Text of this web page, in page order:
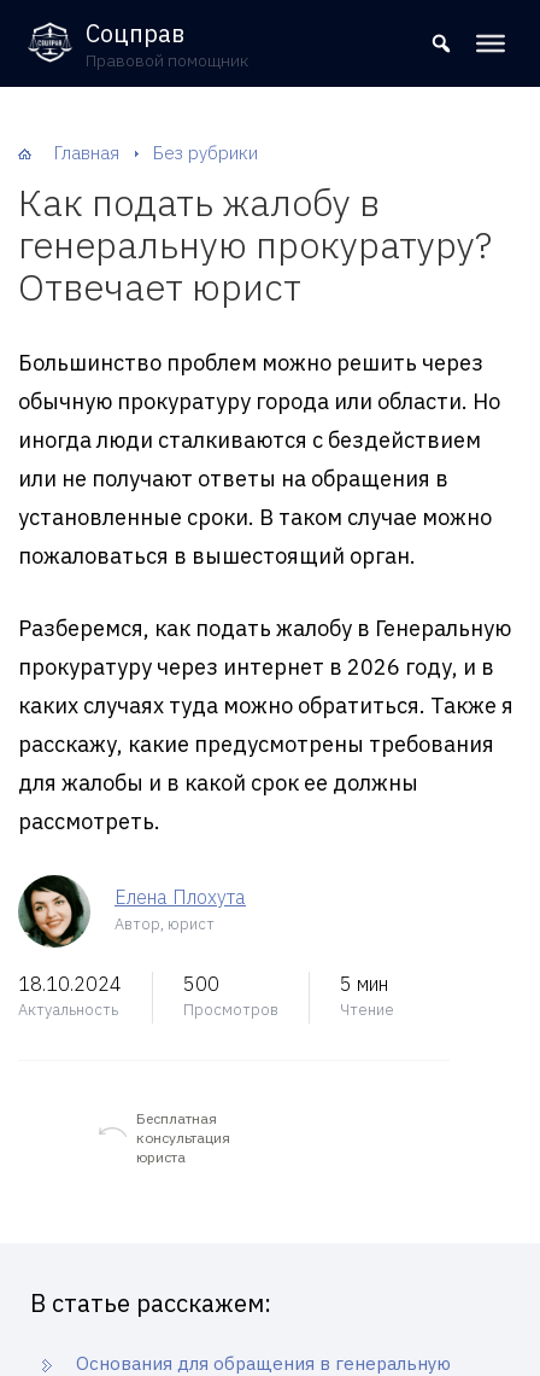
8 (800) 302-09-37
Соцправ
Правовой помощник
Главная Без рубрики
Как подать жалобу в
генеральную прокуратуру?
Отвечает юрист
Большинство проблем можно решить через
обычную прокуратуру города или области. Но
иногда люди сталкиваются с бездействием
или не получают ответы на обращения в
установленные сроки. В таком случае можно
пожаловаться в вышестоящий орган.
Разберемся, как подать жалобу в Генеральную
прокуратуру через интернет в 2026 году, и в
каких случаях туда можно обратиться. Также я
расскажу, какие предусмотрены требования
для жалобы и в какой срок ее должны
рассмотреть.
Елена Плохута
Автор, юрист
18.10.2024
Актуальность
500
Просмотров
5 мин
Чтение
Бесплатная
консультация
юриста
В статье расскажем:
Основания для обращения в генеральную